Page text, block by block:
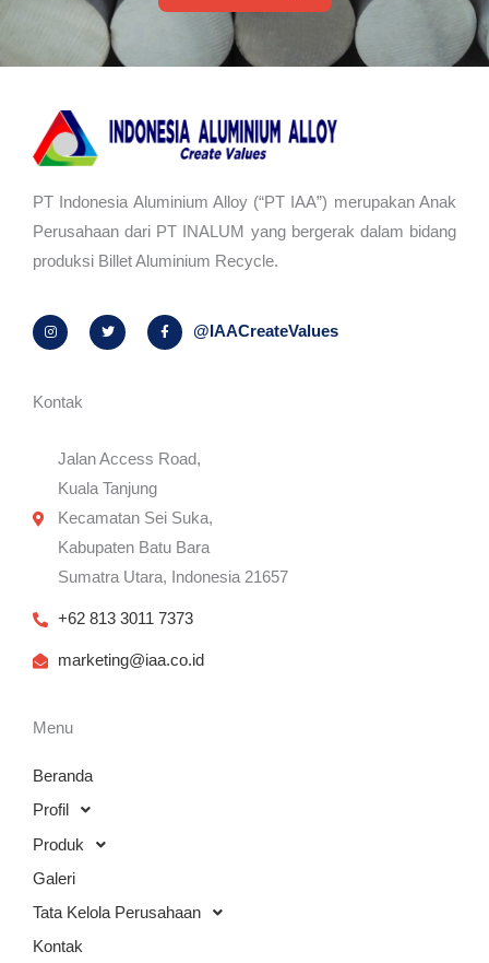
PT Indonesia Aluminium Alloy (“PT IAA”) merupakan Anak
Perusahaan dari PT INALUM yang bergerak dalam bidang
produksi Billet Aluminium Recycle.
I
n
s
r
a
T
w
i
F
a
c
@IAACreateValues
Kontak
Jalan Access Road,
Kuala Tanjung
Kecamatan Sei Suka,
Kabupaten Batu Bara
Sumatra Utara, Indonesia 21657
+62 813 3011 7373
marketing@iaa.co.id
Menu
Beranda
Profil
Produk
Galeri
Tata Kelola Perusahaan
Kontak